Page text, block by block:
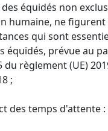
équidés non
humaine, ne figurent
qui sont
équidés, prévue au
du règlement (UE)
;
des temps d'attente :